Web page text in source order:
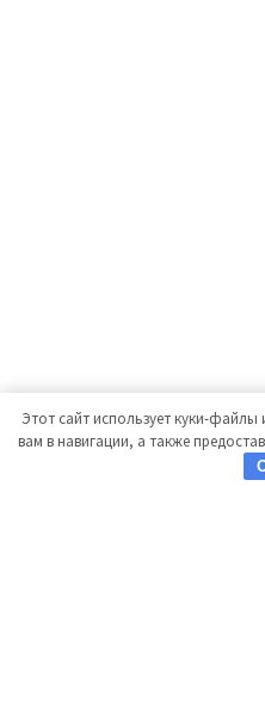
Этот сайт использует куки-
вам в навигации, а также